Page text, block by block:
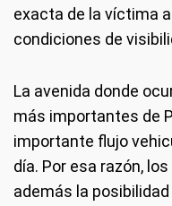
exacta de la víctima
condiciones de
La avenida donde
más importantes de
importante flujo
día. Por esa razón,
además la